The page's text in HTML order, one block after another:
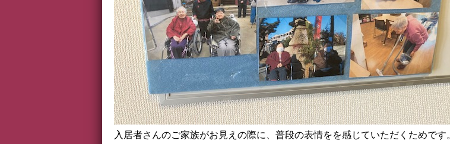
入居者さんのご家族がお見えの際に、普段の表情をを感じていただくためです。